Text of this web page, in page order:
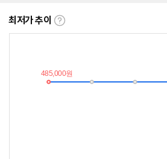
최저가 추이
최
이
란?